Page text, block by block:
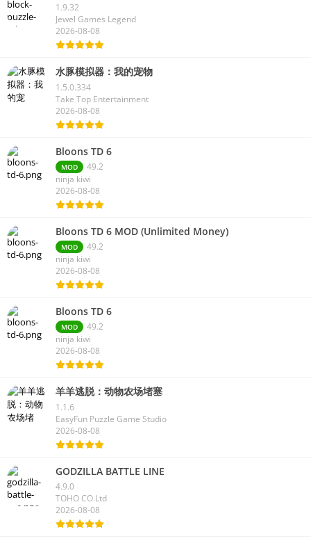
1.9.32
Jewel Games Legend
2026-08-08
水豚模拟器：我的宠物
1.5.0.334
Take Top Entertainment
2026-08-08
Bloons TD 6
MOD
49.2
ninja kiwi
2026-08-08
Bloons TD 6 MOD (Unlimited Money)
MOD
49.2
ninja kiwi
2026-08-08
Bloons TD 6
MOD
49.2
ninja kiwi
2026-08-08
羊羊逃脱：动物农场堵塞
1.1.6
EasyFun Puzzle Game Studio
2026-08-08
GODZILLA BATTLE LINE
4.9.0
TOHO CO.Ltd
2026-08-08